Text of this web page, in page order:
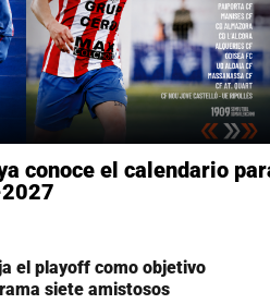
conoce el calendario
el playoff como objetivo
siete amistosos